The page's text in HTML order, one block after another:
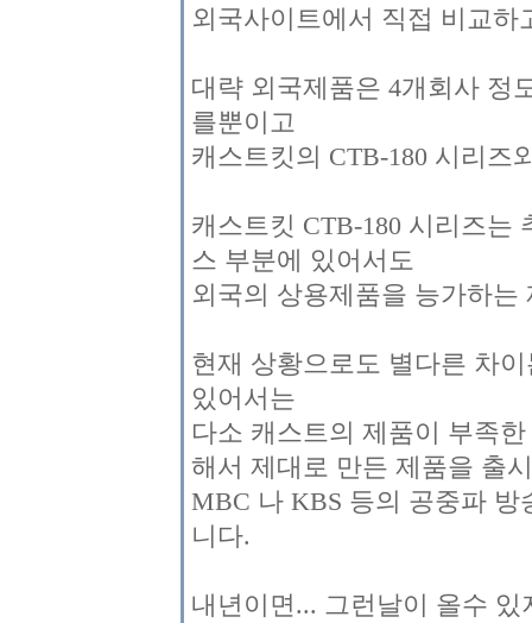
외국사이트에서 직접 비교
대략 외국제품은 4개회사 정
를뿐이고
캐스트킷의 CTB-180 시리즈
캐스트킷 CTB-180 시리즈는
스 부분에 있어서도
외국의 상용제품을 능가하
현재 상황으로도 별다른 차
있어서는
다소 캐스트의 제품이 부족
해서 제대로 만든 제품을 출
MBC 나 KBS 등의 공중파
니다.
내년이면... 그런날이 올수